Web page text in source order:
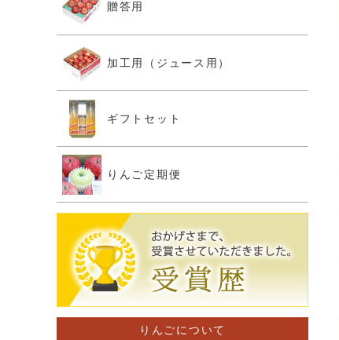
贈答用
加工用（ジュース用）
ギフトセット
りんご定期便
りんごについて